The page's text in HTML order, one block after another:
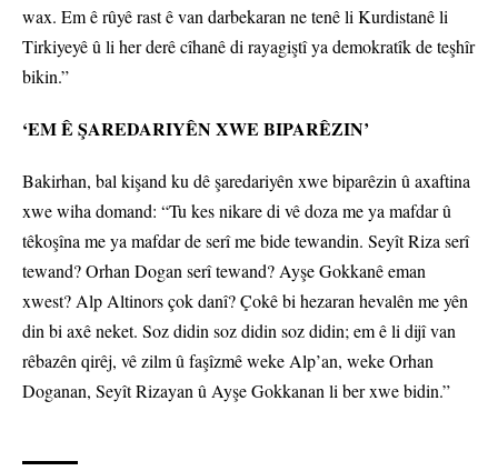
wax. Em ê rûyê rast ê van darbekaran ne tenê li Kurdistanê li
Tirkiyeyê û li her derê cîhanê di rayagiştî ya demokratîk de teşhîr
bikin.”
‘EM Ê ŞAREDARIYÊN XWE BIPARÊZIN’
Bakirhan, bal kişand ku dê şaredariyên xwe biparêzin û axaftina
xwe wiha domand: “Tu kes nikare di vê doza me ya mafdar û
têkoşîna me ya mafdar de serî me bide tewandin. Seyît Riza serî
tewand? Orhan Dogan serî tewand? Ayşe Gokkanê eman
xwest? Alp Altinors çok danî? Çokê bi hezaran hevalên me yên
din bi axê neket. Soz didin soz didin soz didin; em ê li dijî van
rêbazên qirêj, vê zilm û faşîzmê weke Alp’an, weke Orhan
Doganan, Seyît Rizayan û Ayşe Gokkanan li ber xwe bidin.”